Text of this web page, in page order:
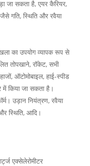
जा सकता है, एयर कैरियर,
गति, स्थिति और रवैया
का उपयोग व्यापक रूप से
तोपखाने, रॉकेट, सभी
ऑटोमोबाइल, हाई-स्पीड
में किया जा सकता है।
उड़ान नियंत्रण, रवैया
स्थिति, आदि।
एक्सेलेरोमीटर